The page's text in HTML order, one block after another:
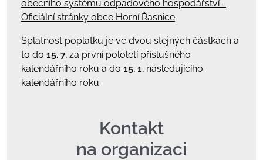
obecního systému odpadového hospodářství -
Oficiální stránky obce Horní Řasnice
Splatnost poplatku je ve dvou stejných částkách a
to do 15. 7. za první pololetí příslušného
kalendářního roku a do 15. 1. následujícího
kalendářního roku.
Kontakt
na organizaci